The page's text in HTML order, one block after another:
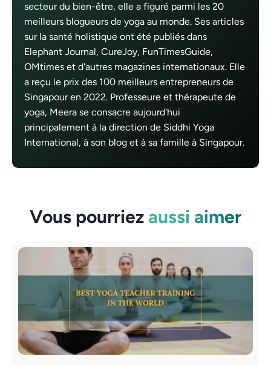
secteur du bien-être, elle a figuré parmi les 20
meilleurs blogueurs de yoga au monde. Ses articles
sur la santé holistique ont été publiés dans
Elephant Journal, CureJoy, FunTimesGuide,
OMtimes et d'autres magazines internationaux. Elle
a reçu le prix des 100 meilleurs entrepreneurs de
Singapour en 2022. Professeure et thérapeute de
yoga, Meera se consacre aujourd'hui
principalement à la direction de Siddhi Yoga
International, à son blog et à sa famille à Singapour.
Vous pourriez aussi aimer